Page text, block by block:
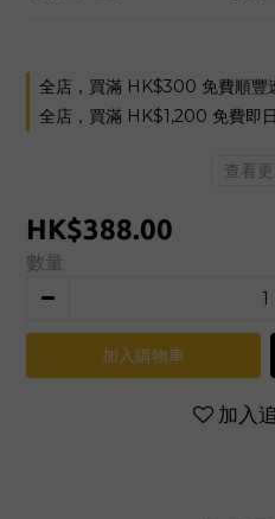
全店，買滿 HK$300 免費順豐
全店，買滿 HK$1,200 免費即
查看
HK$388.00
數量
加入購物車
加入